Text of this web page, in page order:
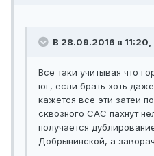
В 28.09.2016 в 11:20,
Все таки учитывая что
юг, если брать хоть
кажется все эти затеи
сквозного САС пахнут
получается
Добрынинской, а